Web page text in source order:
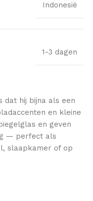
Indonesië
1-3 dagen
dat hij bijna als een
en kleine
en geven
— perfect als
slaapkamer of op